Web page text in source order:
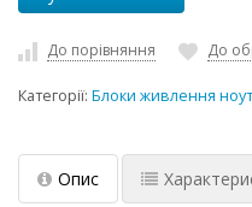
До порівняння До
Категорії: Блоки живлення
Опис